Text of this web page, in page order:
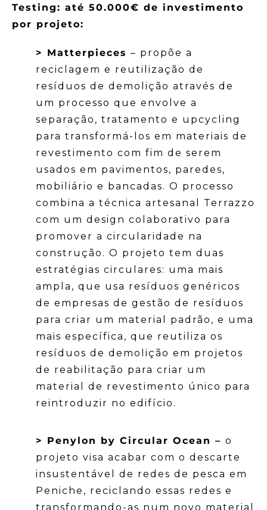
Testing: até 50.000€ de investimento
por projeto:
> Matterpieces – propõe a
reciclagem e reutilização de
resíduos de demolição através de
um processo que envolve a
separação, tratamento e upcycling
para transformá-los em materiais de
revestimento com fim de serem
usados em pavimentos, paredes,
mobiliário e bancadas. O processo
combina a técnica artesanal Terrazzo
com um design colaborativo para
promover a circularidade na
construção. O projeto tem duas
estratégias circulares: uma mais
ampla, que usa resíduos genéricos
de empresas de gestão de resíduos
para criar um material padrão, e uma
mais específica, que reutiliza os
resíduos de demolição em projetos
de reabilitação para criar um
material de revestimento único para
reintroduzir no edifício.
> Penylon by Circular Ocean – o
projeto visa acabar com o descarte
insustentável de redes de pesca em
Peniche, reciclando essas redes e
transformando-as num novo material